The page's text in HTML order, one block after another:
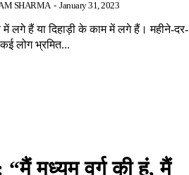
SHARMA - January 31, 2023
में लगे हैं या दिहाड़ी के काम में लगे हैं। महीने-दर-
लोग भ्रमित...
मध्यम वर्ग की हूं, मैं